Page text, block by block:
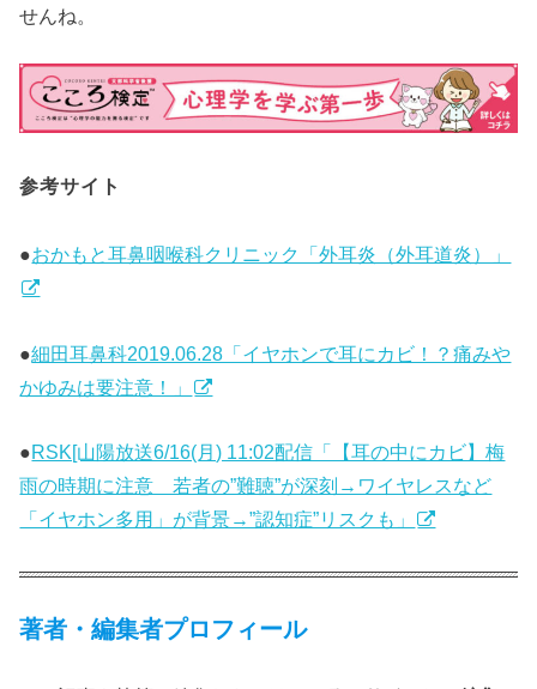
せんね。
参考サイト
●おかもと耳鼻咽喉科クリニック「外耳炎（外耳道炎）」
●細田耳鼻科2019.06.28「イヤホンで耳にカビ！？痛みや
かゆみは要注意！」
●RSK[山陽放送6/16(月) 11:02配信「【耳の中にカビ】梅
雨の時期に注意 若者の”難聴”が深刻→ワイヤレスなど
「イヤホン多用」が背景→”認知症”リスクも」
著者・編集者プロフィール